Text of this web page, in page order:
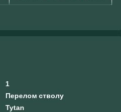
1
Перелом стволу
Tytan